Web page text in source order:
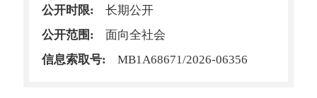
公开时限:
长期公开
公开范围:
面向全社会
信息索取号:
MB1A68671/2026-06356